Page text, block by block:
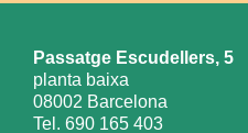
Passatge Escudellers, 5
planta baixa
08002 Barcelona
Tel. 690 165 403